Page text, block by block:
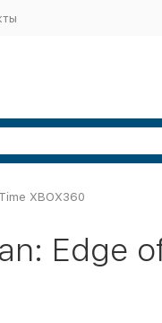
XBOX360
Edge